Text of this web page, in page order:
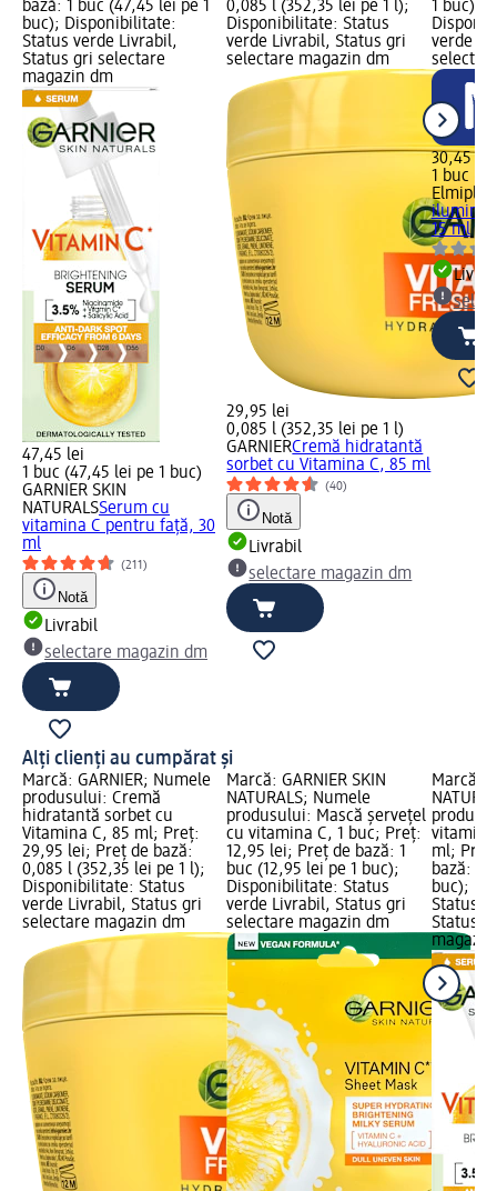
bază: 1 buc (47,45 lei pe 1
buc); Disponibilitate:
Status verde Livrabil,
Status gri selectare
magazin dm
47,45 lei
1 buc (47,45 lei pe 1 buc)
GARNIER SKIN
NATURALSSerum cu
vitamina C pentru față, 30
ml
(211)
Notă
Livrabil
selectare magazin dm
0,085 l (352,35 lei pe 1 l);
Disponibilitate: Status
verde Livrabil, Status gri
selectare magazin dm
29,95 lei
0,085 l (352,35 lei pe 1 l)
GARNIERCremă hidratantă
sorbet cu Vitamina C, 85 ml
(40)
Notă
Livrabil
selectare magazin dm
1 buc);
verde
30,45 lei
1 buc
15 ml
Alți clienți au cumpărat și
Marcă: GARNIER; Numele
produsului: Cremă
hidratantă sorbet cu
Vitamina C, 85 ml; Preț:
29,95 lei; Preț de bază:
0,085 l (352,35 lei pe 1 l);
Disponibilitate: Status
verde Livrabil, Status gri
selectare magazin dm
Marcă: GARNIER SKIN
NATURALS; Numele
produsului: Mască șervețel
cu vitamina C, 1 buc; Preț:
12,95 lei; Preț de bază: 1
buc (12,95 lei pe 1 buc);
Disponibilitate: Status
verde Livrabil, Status gri
selectare magazin dm
Marcă:
ml;
bază: 1
buc);
Status
Status